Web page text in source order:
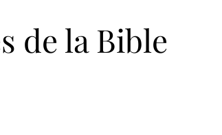
de la Bible